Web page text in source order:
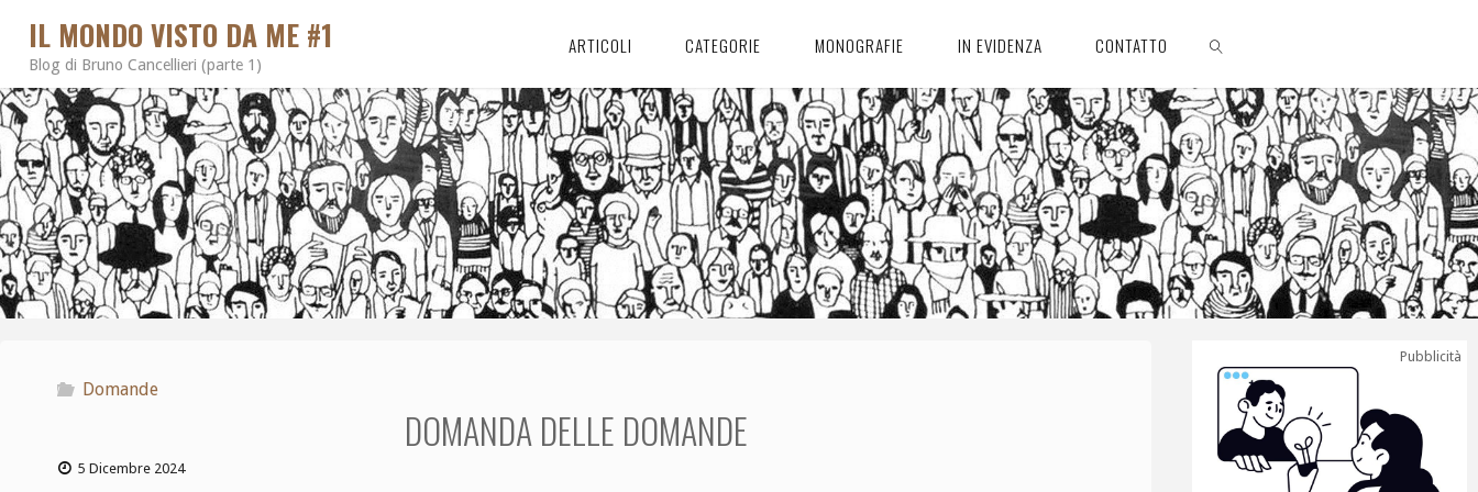
IL MONDO VISTO DA ME #1
Blog di Bruno Cancellieri (parte 1)
ARTICOLI CATEGORIE MONOGRAFIE IN EVIDENZA CONTATTO
CERCA
Domande
DOMANDA DELLE DOMANDE
5 Dicembre 2024
Pubblicità